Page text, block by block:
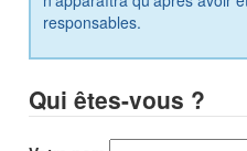
responsables.
Qui êtes-vous ?